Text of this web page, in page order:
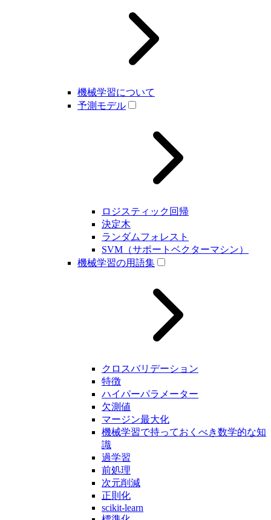
機械学習について
予測モデル
ロジスティック回帰
決定木
ランダムフォレスト
SVM（サポートベクターマシン）
機械学習の用語集
クロスバリデーション
特徴
ハイパーパラメーター
欠測値
マージン最大化
機械学習で持っておくべき数学的な知
識
過学習
前処理
次元削減
正則化
scikit-learn